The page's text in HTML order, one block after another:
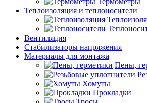
Теплоизоляция и теплоносители
Вентиляция
Стабилизаторы напряжения
Материалы для монтажа
Пены,
Хомуты
Прокладки